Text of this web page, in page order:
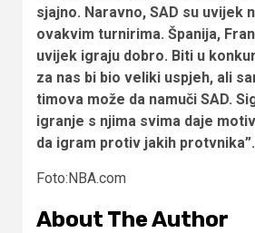
sjajno. Naravno, SAD su uvijek
ovakvim turnirima. Španija,
uvijek igraju dobro. Biti u
za nas bi bio veliki uspjeh, ali
timova može da namuči SAD.
igranje s njima svima daje
da igram protiv jakih protvnika”.
Foto:NBA.com
About The Author